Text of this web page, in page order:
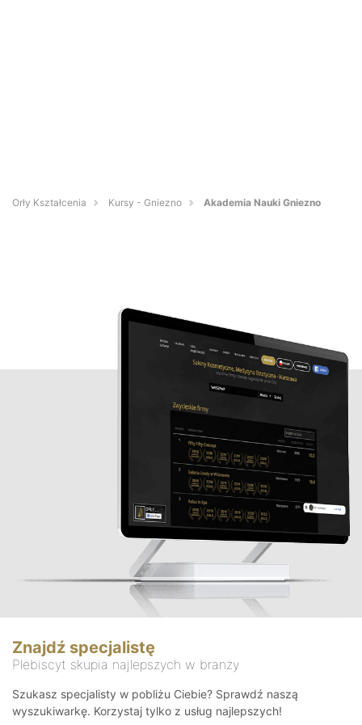
Orły Kształcenia Kursy - Gniezno Akademia Nauki Gniezno
Znajdź specjalistę
Plebiscyt skupia najlepszych w branży
Szukasz specjalisty w pobliżu Ciebie? Sprawdź naszą
wyszukiwarkę. Korzystaj tylko z usług najlepszych!